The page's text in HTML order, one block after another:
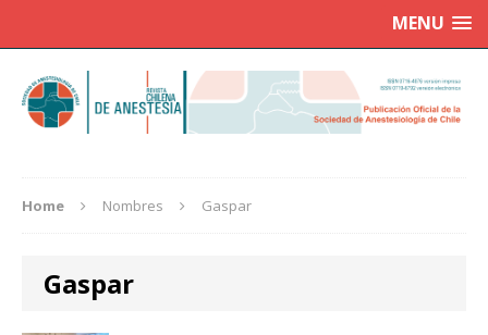
MENU
Home Nombres Gaspar
Gaspar